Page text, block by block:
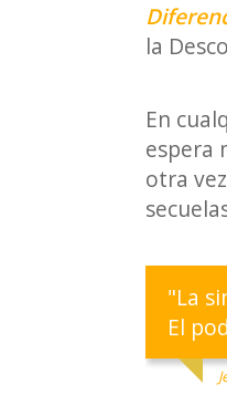
la
En
espera
otra
"La
El